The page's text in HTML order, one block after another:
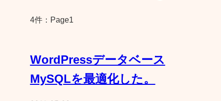
4件：Page1
WordPressデータベース
MySQLを最適化した。